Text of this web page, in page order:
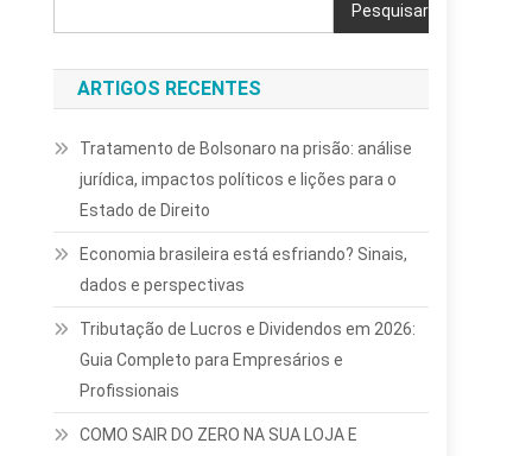
Pesquisar
ARTIGOS RECENTES
Tratamento de Bolsonaro na prisão: análise
jurídica, impactos políticos e lições para o
Estado de Direito
Economia brasileira está esfriando? Sinais,
dados e perspectivas
Tributação de Lucros e Dividendos em 2026:
Guia Completo para Empresários e
Profissionais
COMO SAIR DO ZERO NA SUA LOJA E